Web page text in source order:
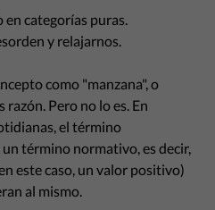
categorías puras.
y relajarnos.
como "manzana", o
Pero no lo es. En
el término
término normativo, es decir,
este caso, un valor positivo)
al mismo.